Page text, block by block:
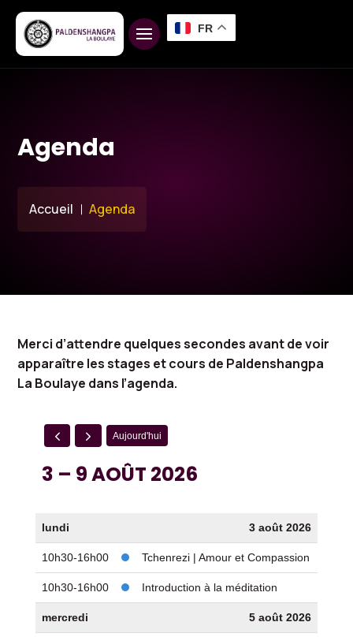
Agenda
Accueil Agenda
Merci d’attendre quelques secondes avant de voir
apparaître les stages et cours de Paldenshangpa
La Boulaye dans l’agenda.
Aujourd'hui
3 – 9 AOÛT 2026
lundi 3 août 2026
10h30-16h00 Tchenrezi | Amour et Compassion
10h30-16h00 Introduction à la méditation
mercredi 5 août 2026
FR